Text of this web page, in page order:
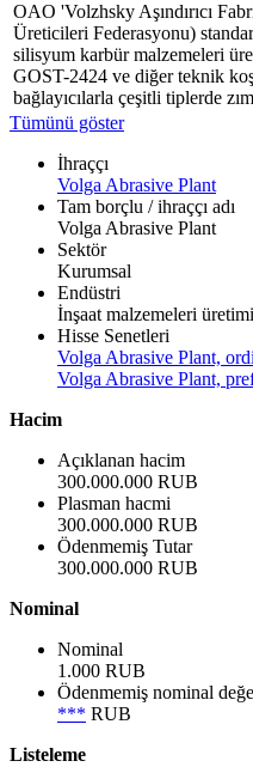
OAO 'Volzhsky Aşındırıcı
Üreticileri Federasyonu)
silisyum karbür malzemeleri
GOST-2424 ve diğer teknik
bağlayıcılarla çeşitli tiplerde
Tümünü göster
İhraççı
Volga Abrasive Plant
Tam borçlu / ihraççı adı
Volga Abrasive Plant
Sektör
Kurumsal
Endüstri
İnşaat malzemeleri üretimi
Hisse Senetleri
Volga Abrasive Plant,
Volga Abrasive Plant,
Hacim
Açıklanan hacim
300.000.000 RUB
Plasman hacmi
300.000.000 RUB
Ödenmemiş Tutar
300.000.000 RUB
Nominal
Nominal
1.000 RUB
Ödenmemiş nominal
*** RUB
Listeleme